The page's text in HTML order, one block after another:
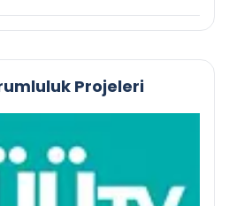
Projeleri